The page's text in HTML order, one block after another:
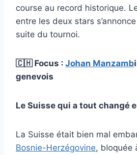
course au record historique.
entre les deux stars
suite du tournoi.
🇨🇭 Focus : Johan Manzamb
genevois
Le Suisse qui a tout changé
La Suisse était bien mal
Bosnie-Herzégovine, bloquée